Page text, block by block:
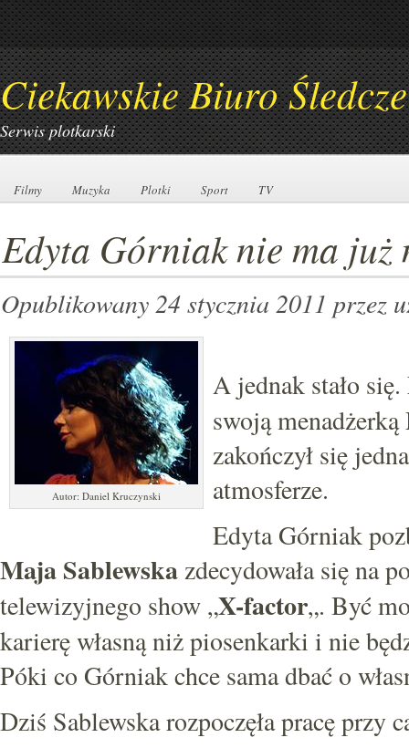
Ciekawskie Biuro Śledcze
Serwis plotkarski
Filmy
Filmy Muzyka
Muzyka Plotki
Plotki Sport
Sport TV
TV
Edyta Górniak nie ma już
Opublikowany 24 stycznia 2011 przez
Autor: Daniel Kruczynski
A jednak stało się.
swoją
zakończył się
atmosferze.
Edyta Górniak
Maja Sablewskazdecydowała się na
telewizyjnego show „X-factor„. Być
karierę własną niż piosenkarki i nie
Póki co Górniak chce sama dbać o
Dziś Sablewska rozpoczęła pracę przy